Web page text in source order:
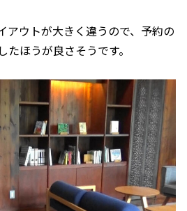
アウトが大きく違うので、予約の
ほうが良さそうです。